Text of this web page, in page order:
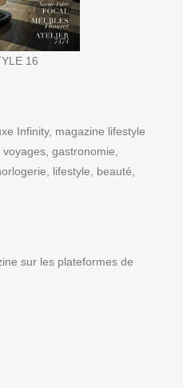
16
Infinity, magazine lifestyle
gastronomie,
lifestyle, beauté,
sur les plateformes de